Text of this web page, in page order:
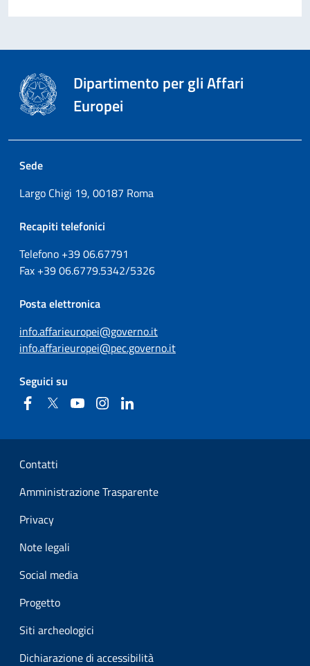
Dipartimento per gli Affari
Europei
Sede
Largo Chigi 19, 00187 Roma
Recapiti telefonici
Telefono +3906.67791
Fax +3906.6779.5342/5326
Posta elettronica
info.affarieuropei@governo.it
info.affarieuropei@pec.governo.it
Seguici su
FacebookTwitter YouTubeInstagram
Sezione Link Utili
Contatti
Amministrazione Trasparente
Privacy
Note legali
Social media
Progetto
Siti archeologici
Dichiarazione di accessibilità